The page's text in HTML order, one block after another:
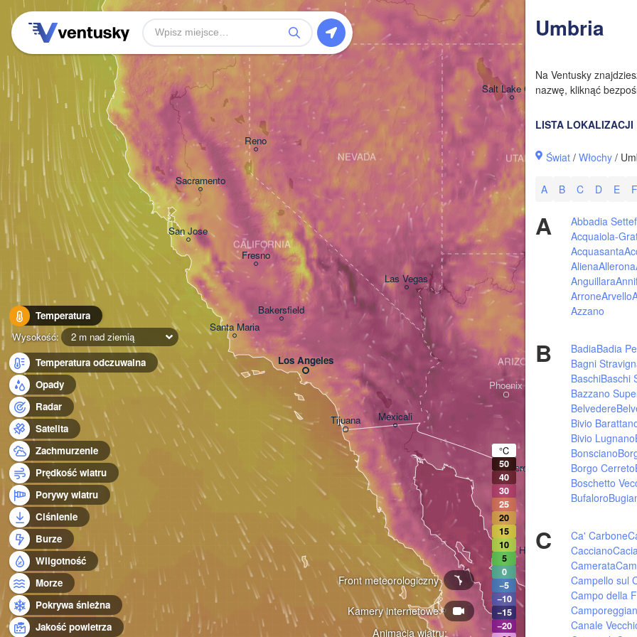
Umbria
Na Ventusky
nazwę, kliknąć
LISTA LOKALIZACJI
Świat /Włochy /
A B C D E F
A Abbadia
Acquaiola-
Acquasanta
AlienaAllerona
Anguillara
ArroneArvello
Azzano
B BadiaBadia
Bagni
BaschiBaschi
Bazzano
Belvedere
Bivio
Bivio Lugnano
Bonsciano
Borgo Cerreto
Boschetto
Bufaloro
C Ca' Carbone
Cacciano
Camerata
Campello sul
Campo della
Canale
Temperatura
Wysokość:
2 m nad ziemią
Temperatura odczuwalna
Opady
Radar
Satelita
Zachmurzenie
Prędkość wiatru
Porywy wiatru
Ciśnienie
Burze
Wilgotność
Morze
Pokrywa śnieżna
Jakość powietrza
Animacja wiatru:
Kamery internetowe
Front meteorologiczny
Los Angeles
Tijuana
San Jose
Las Vegas
Mexicali
Fresno
Reno
Santa Maria
Bakersfield
Sacramento
CALIFORNIA
NEVADA
Phoenix
Salt Lake City
ARIZONA
UTAH
Hermosillo
Heroica Nogales
Ciudad Obregón
°C
50
40
30
25
20
15
10
5
0
−5
−10
−15
−20